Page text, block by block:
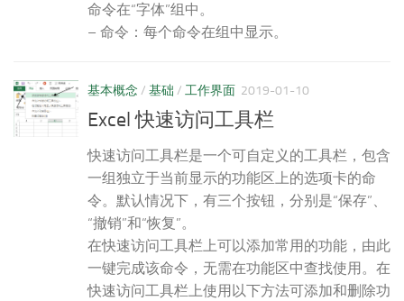
命令在“字体”组中。
– 命令：每个命令在组中显示。
基本概念 / 基础 / 工作界面 2019-01-10
Excel 快速访问工具栏
快速访问工具栏是一个可自定义的工具栏，包含
一组独立于当前显示的功能区上的选项卡的命
令。默认情况下，有三个按钮，分别是“保存”、
“撤销”和“恢复”。
在快速访问工具栏上可以添加常用的功能，由此
一键完成该命令，无需在功能区中查找使用。在
快速访问工具栏上使用以下方法可添加和删除功